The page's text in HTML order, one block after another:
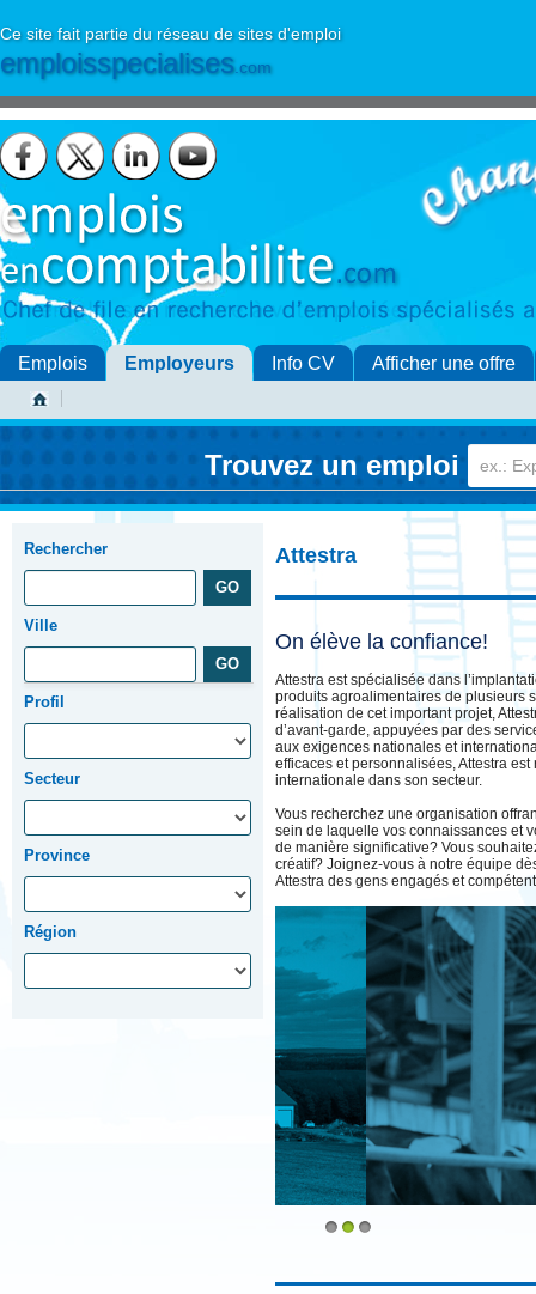
Ce site fait partie du réseau de sites d'emploi
emploisspecialises.com
Emplois Employeurs Info CV Afficher une offre
Trouvez un emploi
Rechercher
Ville
Profil
Secteur
Province
Région
Attestra
On élève la confiance!
Attestra est spécialisée dans
produits agroalimentaires de plusieurs
réalisation de cet important projet,
d’avant-garde, appuyées par des
aux exigences nationales et
efficaces et personnalisées, Attestra
internationale dans son secteur.
Vous recherchez une organisation
sein de laquelle vos connaissances et
de manière significative? Vous
créatif? Joignez-vous à notre équipe
Attestra des gens engagés et